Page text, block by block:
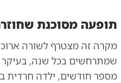
תופעה מסוכנת
מקרה זה מצטרף לשורה
שמתרחשים בכל שנה, בעיקר
מספר חודשים, ילדה חרדית בת 4